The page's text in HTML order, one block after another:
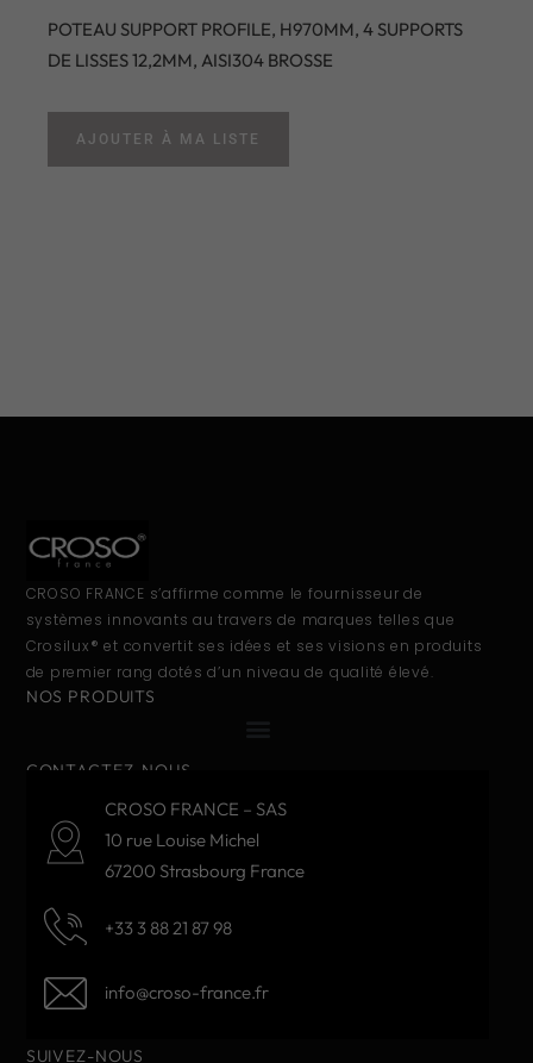
POTEAU SUPPORT PROFILE, H970MM, 4 SUPPORTS
DE LISSES 12,2MM, AISI304 BROSSE
AJOUTER À MA LISTE
CROSO FRANCE s’affirme comme le fournisseur de
systèmes innovants au travers de marques telles que
Crosilux® et convertit ses idées et ses visions en produits
de premier rang dotés d’un niveau de qualité élevé.
NOS PRODUITS
CONTACTEZ-NOUS
CROSO FRANCE – SAS
10 rue Louise Michel
67200 Strasbourg France
+33 3 88 21 87 98
info@croso-france.fr
SUIVEZ-NOUS